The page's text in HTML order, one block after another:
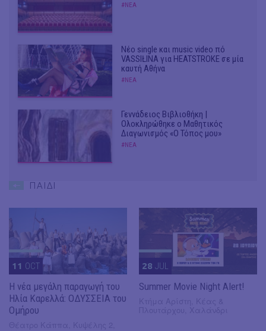
#ΝΕΑ
Νέο single και music video πό
VASSIŁINA για HEATSTROKE σε μία
καυτή Αθήνα
#ΝΕΑ
Γεννάδειος Βιβλιοθήκη |
Ολοκληρώθηκε ο Μαθητικός
Διαγωνισμός «Ο Τόπος μου»
#ΝΕΑ
ΠΑΙΔΙ
11 OCT
Η νέα μεγάλη παραγωγή του
Ηλία Καρελλά: ΟΔΥΣΣΕΙΑ του
Ομήρου
28 JUL
Summer Movie Night Alert!